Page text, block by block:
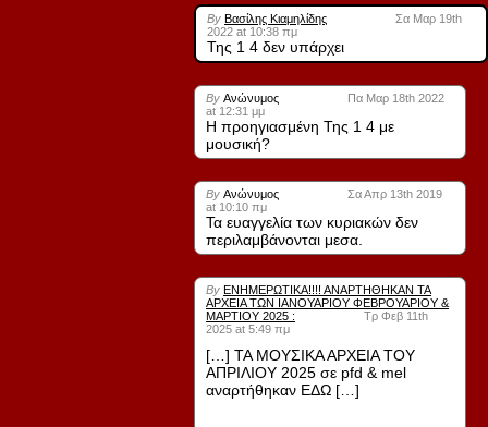
By Βασίλης Κιαμηλίδης
Σα Μαρ 19th
2022 at 10:38 πμ
Της 1 4 δεν υπάρχει
By Ανώνυμος
Πα Μαρ 18th 2022
at 12:31 μμ
Η προηγιασμένη Της 1 4 με
μουσική?
By Ανώνυμος
Σα Απρ 13th 2019
at 10:10 πμ
Τα ευαγγελία των κυριακών δεν
περιλαμβάνονται μεσα.
By ΕΝΗΜΕΡΩΤΙΚΑ!!!! ΑΝΑΡΤΗΘΗΚΑΝ ΤΑ
ΑΡΧΕΙΑ ΤΩΝ ΙΑΝΟΥΑΡΙΟΥ ΦΕΒΡΟΥΑΡΙΟΥ &
ΜΑΡΤΙΟΥ 2025 :
Τρ Φεβ 11th
2025 at 5:49 πμ
[…] ΤΑ ΜΟΥΣΙΚΑ ΑΡΧΕΙΑ ΤΟΥ
ΑΠΡΙΛΙΟΥ 2025 σε pfd & mel
αναρτήθηκαν ΕΔΩ […]